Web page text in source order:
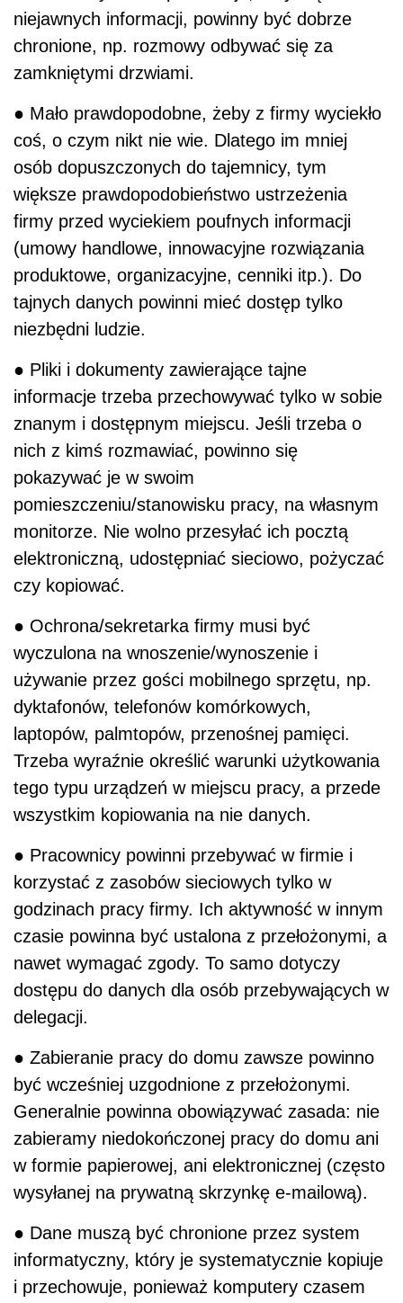
niejawnych informacji, powinny być dobrze
chronione, np. rozmowy odbywać się za
zamkniętymi drzwiami.
● Mało prawdopodobne, żeby z firmy wyciekło
coś, o czym nikt nie wie. Dlatego im mniej
osób dopuszczonych do tajemnicy, tym
większe prawdopodobieństwo ustrzeżenia
firmy przed wyciekiem poufnych informacji
(umowy handlowe, innowacyjne rozwiązania
produktowe, organizacyjne, cenniki itp.). Do
tajnych danych powinni mieć dostęp tylko
niezbędni ludzie.
● Pliki i dokumenty zawierające tajne
informacje trzeba przechowywać tylko w sobie
znanym i dostępnym miejscu. Jeśli trzeba o
nich z kimś rozmawiać, powinno się
pokazywać je w swoim
pomieszczeniu/stanowisku pracy, na własnym
monitorze. Nie wolno przesyłać ich pocztą
elektroniczną, udostępniać sieciowo, pożyczać
czy kopiować.
● Ochrona/sekretarka firmy musi być
wyczulona na wnoszenie/wynoszenie i
używanie przez gości mobilnego sprzętu, np.
dyktafonów, telefonów komórkowych,
laptopów, palmtopów, przenośnej pamięci.
Trzeba wyraźnie określić warunki użytkowania
tego typu urządzeń w miejscu pracy, a przede
wszystkim kopiowania na nie danych.
● Pracownicy powinni przebywać w firmie i
korzystać z zasobów sieciowych tylko w
godzinach pracy firmy. Ich aktywność w innym
czasie powinna być ustalona z przełożonymi, a
nawet wymagać zgody. To samo dotyczy
dostępu do danych dla osób przebywających w
delegacji.
● Zabieranie pracy do domu zawsze powinno
być wcześniej uzgodnione z przełożonymi.
Generalnie powinna obowiązywać zasada: nie
zabieramy niedokończonej pracy do domu ani
w formie papierowej, ani elektronicznej (często
wysyłanej na prywatną skrzynkę e-mailową).
● Dane muszą być chronione przez system
informatyczny, który je systematycznie kopiuje
i przechowuje, ponieważ komputery czasem